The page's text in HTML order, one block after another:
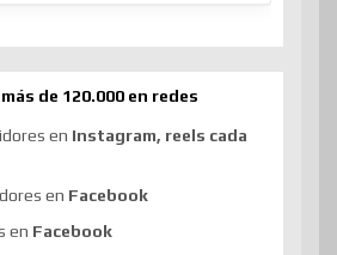
de 120.000 en redes
en Instagram, reels cada
en Facebook
en Facebook